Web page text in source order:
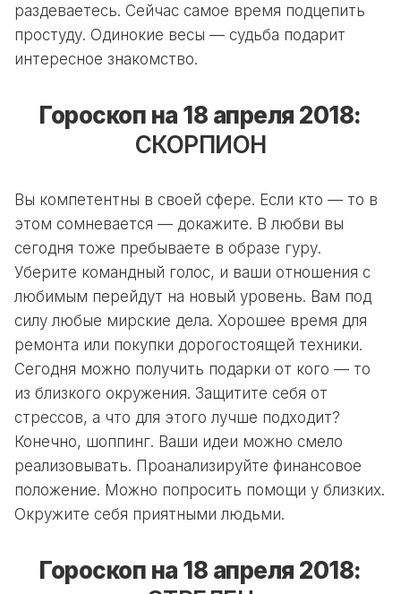
раздеваетесь. Сейчас самое время подцепить
простуду. Одинокие весы — судьба подарит
интересное знакомство.
Гороскоп на 18 апреля 2018:
СКОРПИОН
Вы компетентны в своей сфере. Если кто — то в
этом сомневается — докажите. В любви вы
сегодня тоже пребываете в образе гуру.
Уберите командный голос, и ваши отношения с
любимым перейдут на новый уровень. Вам под
силу любые мирские дела. Хорошее время для
ремонта или покупки дорогостоящей техники.
Сегодня можно получить подарки от кого — то
из близкого окружения. Защитите себя от
стрессов, а что для этого лучше подходит?
Конечно, шоппинг. Ваши идеи можно смело
реализовывать. Проанализируйте финансовое
положение. Можно попросить помощи у близких.
Окружите себя приятными людьми.
Гороскоп на 18 апреля 2018: